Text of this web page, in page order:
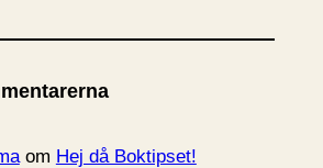
om Hej då Boktipset!